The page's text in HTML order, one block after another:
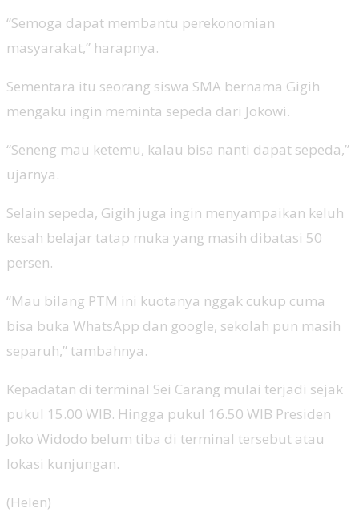
“Semoga dapat membantu perekonomian
masyarakat,” harapnya.
Sementara itu seorang siswa SMA bernama Gigih
mengaku ingin meminta sepeda dari Jokowi.
“Seneng mau ketemu, kalau bisa nanti dapat sepeda,”
ujarnya.
Selain sepeda, Gigih juga ingin menyampaikan keluh
kesah belajar tatap muka yang masih dibatasi 50
persen.
“Mau bilang PTM ini kuotanya nggak cukup cuma
bisa buka WhatsApp dan google, sekolah pun masih
separuh,” tambahnya.
Kepadatan di terminal Sei Carang mulai terjadi sejak
pukul 15.00 WIB. Hingga pukul 16.50 WIB Presiden
Joko Widodo belum tiba di terminal tersebut atau
lokasi kunjungan.
(Helen)